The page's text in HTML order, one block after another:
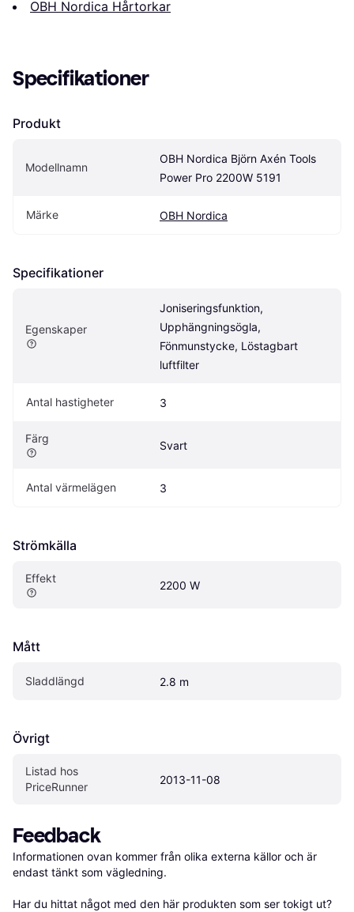
OBH Nordica Hårtorkar
Specifikationer
Produkt
Modellnamn
OBH Nordica Björn Axén Tools
Power Pro 2200W 5191
Märke OBH Nordica
Specifikationer
Egenskaper
Joniseringsfunktion,
Upphängningsögla,
Fönmunstycke, Löstagbart
luftfilter
Antal hastigheter 3
Färg
Svart
Antal värmelägen 3
Strömkälla
Effekt
2200 W
Mått
Sladdlängd 2.8 m
Övrigt
Listad hos
PriceRunner
2013-11-08
Feedback
Informationen ovan kommer från olika externa källor och är
endast tänkt som vägledning.
Har du hittat något med den här produkten som ser tokigt ut?